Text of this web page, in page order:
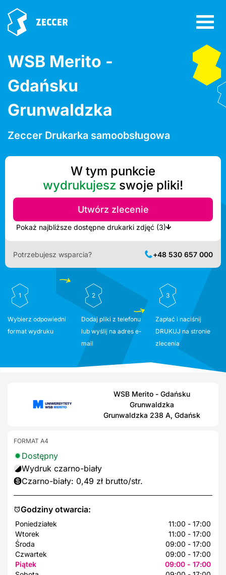
WSB Merito -
Gdańsku
Grunwaldzka
Zeccer Drukarka samoobsługowa
W tym punkcie
wydrukujesz swoje pliki!
Utwórz zlecenie
Pokaż najbliższe dostępne drukarki zdjęć (3)
Potrzebujesz wsparcia? +48 530 657 000
1
Wybierz odpowiedni
format wydruku
2
Dodaj pliki z telefonu
lub wyślij na adres e-
mail
3
Zapłać i naciśnij
DRUKUJ na stronie
zlecenia
WSB Merito - Gdańsku
Grunwaldzka
Grunwaldzka 238 A, Gdańsk
Godziny otwarcia:
Poniedziałek
11:00 - 17:00
Wtorek
11:00 - 17:00
Środa
09:00 - 17:00
Czwartek
09:00 - 17:00
Piątek
09:00 - 17:00
FORMAT A4
Dostępny
Wydruk czarno-biały
Czarno-biały: 0,49 zł brutto/str.